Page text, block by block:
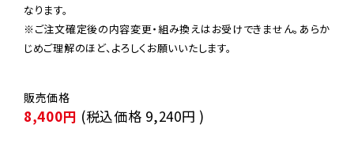
なります。
※ご注文確定後の内容変更・組み換えはお受けできません。あらか
じめご理解のほど、よろしくお願いいたします。
8,400円 (税込価格 9,240円 )